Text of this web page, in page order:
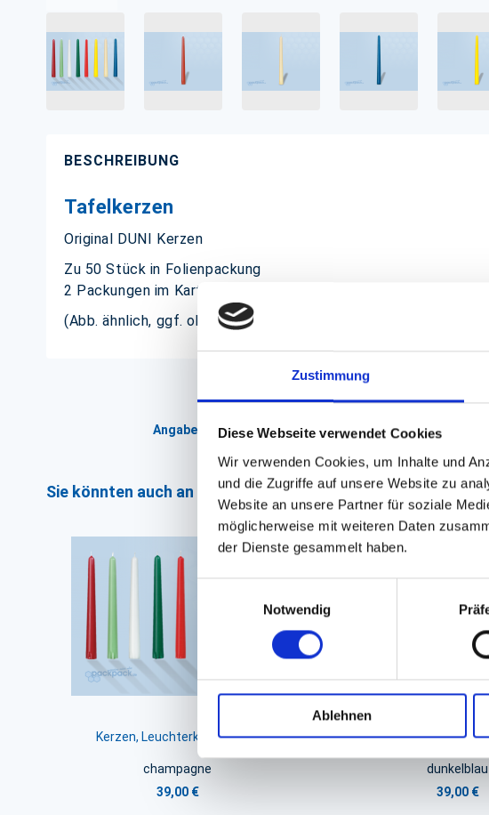
Zustimmung
Diese Webseite verwendet Cookies
Wir verwenden Cookies, um Inhalte und
und die Zugriffe auf unsere Website zu
Website an unsere Partner für soziale
möglicherweise mit weiteren Daten
der Dienste gesammelt haben.
Notwendig
Ablehnen
BESCHREIBUNG
Tafelkerzen
Original DUNI Kerzen
Zu 50 Stück in Folienpackung
2 Packungen im Karton
(Abb. ähnlich, ggf. ohne Dekoration; die Farben können auf
Angaben zur Informationspflichten der GPSR
Sie könnten auch an folgenden Artikeln interessiert sein
Kerzen, Leuchterkerzen Duni
champagne
39,00 €
Kerzen,
dunkelblau
39,00 €